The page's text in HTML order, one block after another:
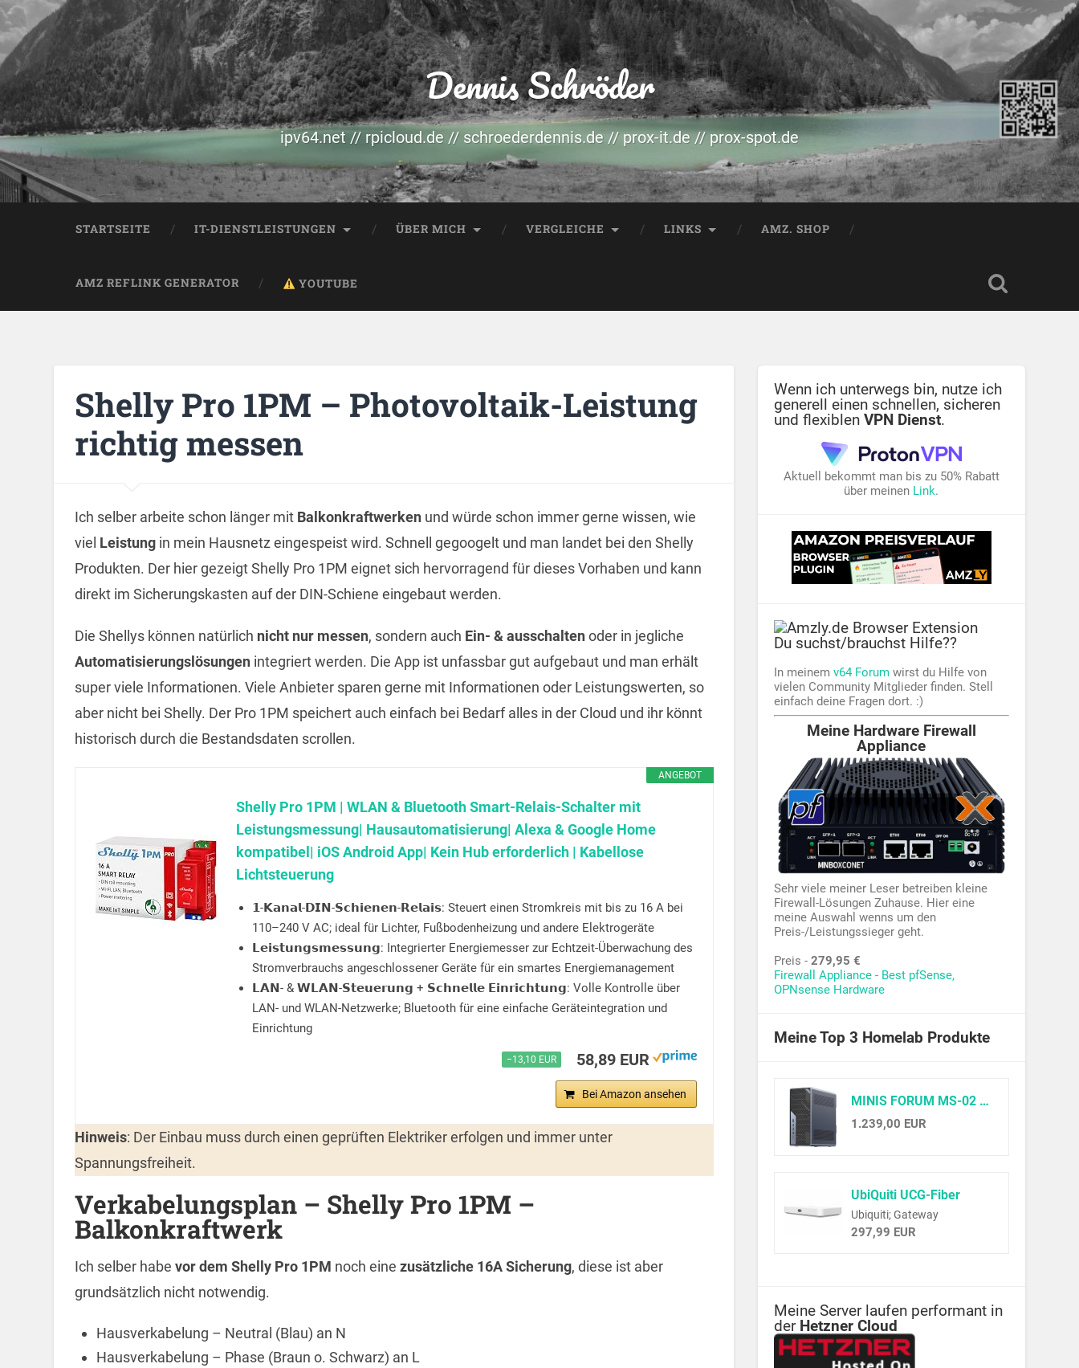
Dennis Schröder
ipv64.net // rpicloud.de // schroederdennis.de // prox-it.de // prox-spot.de
STARTSEITE IT-DIENSTLEISTUNGEN ÜBER MICH VERGLEICHE LINKS AMZ. SHOP
AMZ REFLINK GENERATOR YOUTUBE
Shelly Pro 1PM – Photovoltaik-Leistung
richtig messen
Ich selber arbeite schon länger mit Balkonkraftwerken und würde schon immer gerne wissen, wie
viel Leistung in mein Hausnetz eingespeist wird. Schnell gegoogelt und man landet bei den Shelly
Produkten. Der hier gezeigt Shelly Pro 1PM eignet sich hervorragend für dieses Vorhaben und kann
direkt im Sicherungskasten auf der DIN-Schiene eingebaut werden.
Die Shellys können natürlich nicht nur messen, sondern auch Ein- & ausschaltenoder in jegliche
Automatisierungslösungen integriert werden. Die App ist unfassbar gut aufgebaut und man erhält
super viele Informationen. Viele Anbieter sparen gerne mit Informationen oder Leistungswerten, so
aber nicht bei Shelly. Der Pro 1PM speichert auch einfach bei Bedarf alles in der Cloud und ihr könnt
historisch durch die Bestandsdaten scrollen.
ANGEBOT
Shelly Pro 1PM | WLAN & Bluetooth Smart-Relais-Schalter mit
Leistungsmessung| Hausautomatisierung| Alexa & Google Home
kompatibel| iOS Android App| Kein Hub erforderlich | Kabellose
Lichtsteuerung
𝟭-𝗞𝗮𝗻𝗮𝗹-𝗗𝗜𝗡-𝗦𝗰𝗵𝗶𝗲𝗻𝗲𝗻-𝗥𝗲𝗹𝗮𝗶𝘀: Steuert einen Stromkreis mit bis zu 16 A bei
110–240 V AC; ideal für Lichter, Fußbodenheizung und andere Elektrogeräte
𝗟𝗲𝗶𝘀𝘁𝘂𝗻𝗴𝘀𝗺𝗲𝘀𝘀𝘂𝗻𝗴: Integrierter Energiemesser zur Echtzeit-Überwachung des
Stromverbrauchs angeschlossener Geräte für ein smartes Energiemanagement
𝗟𝗔𝗡- & 𝗪𝗟𝗔𝗡-𝗦𝘁𝗲𝘂𝗲𝗿𝘂𝗻𝗴 + 𝗦𝗰𝗵𝗻𝗲𝗹𝗹𝗲 𝗘𝗶𝗻𝗿𝗶𝗰𝗵𝘁𝘂𝗻𝗴: Volle Kontrolle über
LAN- und WLAN-Netzwerke; Bluetooth für eine einfache Geräteintegration und
Einrichtung
−13,10 EUR 58,89 EUR
Bei Amazon ansehen
Hinweis: Der Einbau muss durch einen geprüften Elektriker erfolgen und immer unter
Spannungsfreiheit.
Verkabelungsplan – Shelly Pro 1PM –
Balkonkraftwerk
Ich selber habe vor dem Shelly Pro 1PM noch eine zusätzliche 16A Sicherung, diese ist aber
grundsätzlich nicht notwendig.
Hausverkabelung – Neutral (Blau) an N
Hausverkabelung – Phase (Braun o. Schwarz) an L
Wenn ich unterwegs bin, nutze ich
generell einen schnellen, sicheren
und flexiblenVPN Dienst.
Aktuell bekommt man bis zu 50% Rabatt
über meinen Link.
Du suchst/brauchst Hilfe??
In meinemv64 Forum wirst du Hilfe von
vielen Community Mitglieder finden. Stell
einfach deine Fragen dort. :)
Meine Hardware Firewall
Appliance
Sehr viele meiner Leser betreiben kleine
Firewall-Lösungen Zuhause. Hier eine
meine Auswahl wenns um den
Preis-/Leistungssieger geht.
Preis -279,95 €
Firewall Appliance - Best pfSense,
OPNsense Hardware
Meine Top 3 Homelab Produkte
MINIS FORUM MS-02 Ultra Workstation Mini PC, Intel Core Ultra 9 285HX (24C/24T, up to 5.5GHz),PCIe 5.0 x16, 4× DDR5(ECC), 4× M.2, USB4 v2, Dual 25GbE+10GbE+2.5GbE(vPro), Wi-Fi 7,Barebone ohne RAM/SSD
1.239,00 EUR
UbiQuiti UCG-Fiber
Ubiquiti; Gateway
297,99 EUR
Meine Server laufen performant in
der Hetzner Cloud